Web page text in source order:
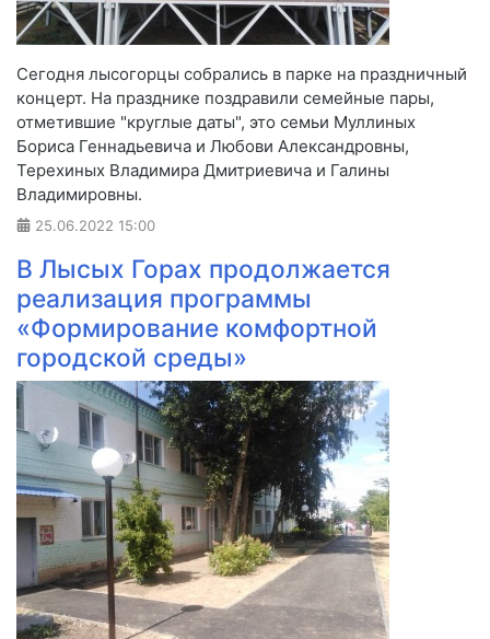
Сегодня лысогорцы собрались в парке на праздничный
концерт. На празднике поздравили семейные пары,
отметившие "круглые даты", это семьи Муллиных
Бориса Геннадьевича и Любови Александровны,
Терехиных Владимира Дмитриевича и Галины
Владимировны.
25.06.2022 15:00
В Лысых Горах продолжается
реализация программы
«Формирование комфортной
городской среды»